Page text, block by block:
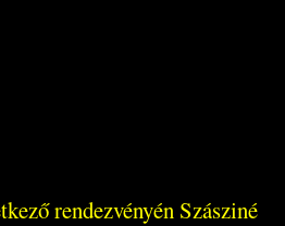
rendezvényén Szásziné